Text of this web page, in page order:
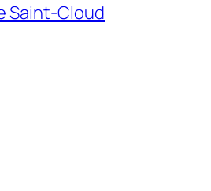
Saint-Cloud